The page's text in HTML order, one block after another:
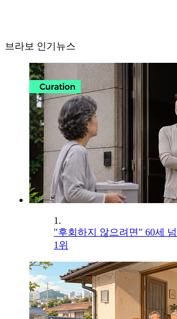
브라보 인기뉴스
1.
"후회하지 않으려면" 60세
1위